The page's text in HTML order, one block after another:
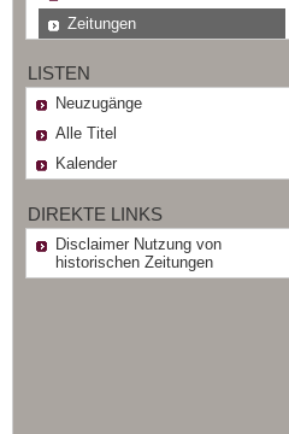
Zeitungen
LISTEN
Neuzugänge
Alle Titel
Kalender
DIREKTE LINKS
Disclaimer Nutzung von
historischen Zeitungen